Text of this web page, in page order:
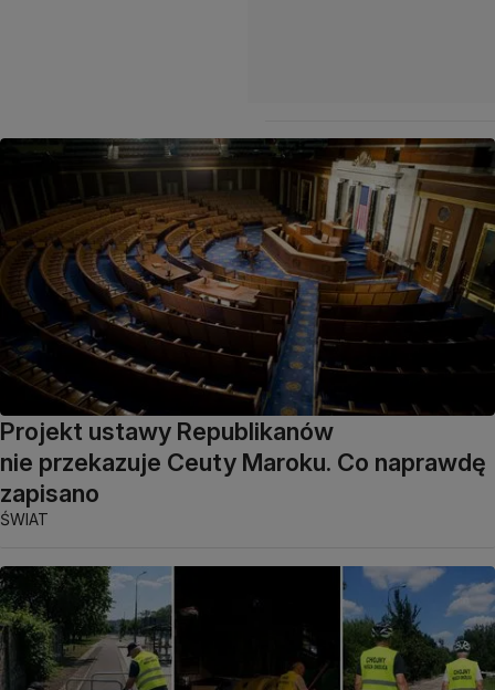
Projekt ustawy Republikanów
nie przekazuje Ceuty Maroku. Co naprawdę
zapisano
ŚWIAT